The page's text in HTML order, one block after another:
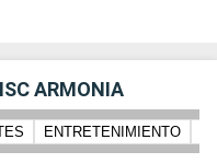
ARMONIA
ENTRETENIMIENTO